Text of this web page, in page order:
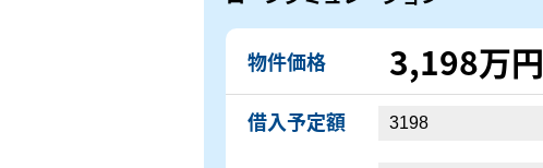
物件価格 3,198万円
借入予定額